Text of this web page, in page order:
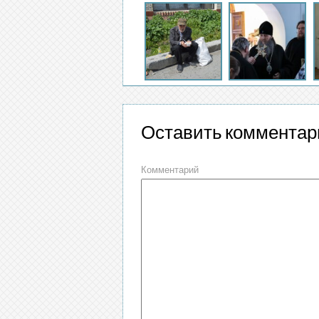
Оставить
Комментарий